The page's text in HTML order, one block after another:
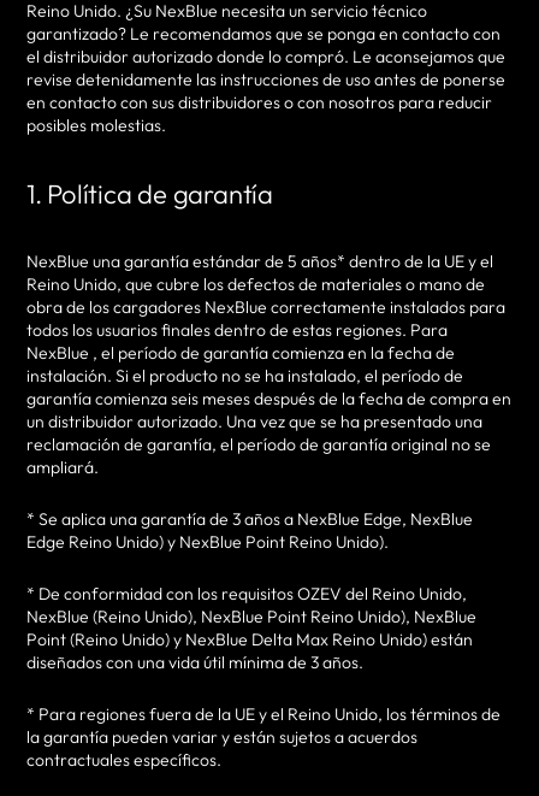
Reino Unido. ¿Su NexBlue necesita un servicio técnico
garantizado? Le recomendamos que se ponga en contacto con
el distribuidor autorizado donde lo compró. Le aconsejamos que
revise detenidamente las instrucciones de uso antes de ponerse
en contacto con sus distribuidores o con nosotros para reducir
posibles molestias.
1. Política de garantía
NexBlue una garantía estándar de 5 años* dentro de la UE y el
Reino Unido, que cubre los defectos de materiales o mano de
obra de los cargadores NexBlue correctamente instalados para
todos los usuarios finales dentro de estas regiones. Para
NexBlue , el período de garantía comienza en la fecha de
instalación. Si el producto no se ha instalado, el período de
garantía comienza seis meses después de la fecha de compra en
un distribuidor autorizado. Una vez que se ha presentado una
reclamación de garantía, el período de garantía original no se
ampliará.
* Se aplica una garantía de 3 años a NexBlue Edge, NexBlue
Edge Reino Unido) y NexBlue Point Reino Unido).
* De conformidad con los requisitos OZEV del Reino Unido,
NexBlue (Reino Unido), NexBlue Point Reino Unido), NexBlue
Point (Reino Unido) y NexBlue Delta Max Reino Unido) están
diseñados con una vida útil mínima de 3 años.
* Para regiones fuera de la UE y el Reino Unido, los términos de
la garantía pueden variar y están sujetos a acuerdos
contractuales específicos.